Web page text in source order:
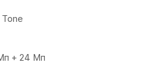
+ 24 Мп